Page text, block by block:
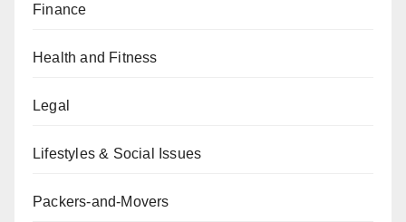
Finance
Health and Fitness
Legal
Lifestyles & Social Issues
Packers-and-Movers